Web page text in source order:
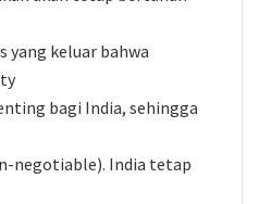
yang keluar bahwa
bagi India, sehingga
negotiable). India tetap